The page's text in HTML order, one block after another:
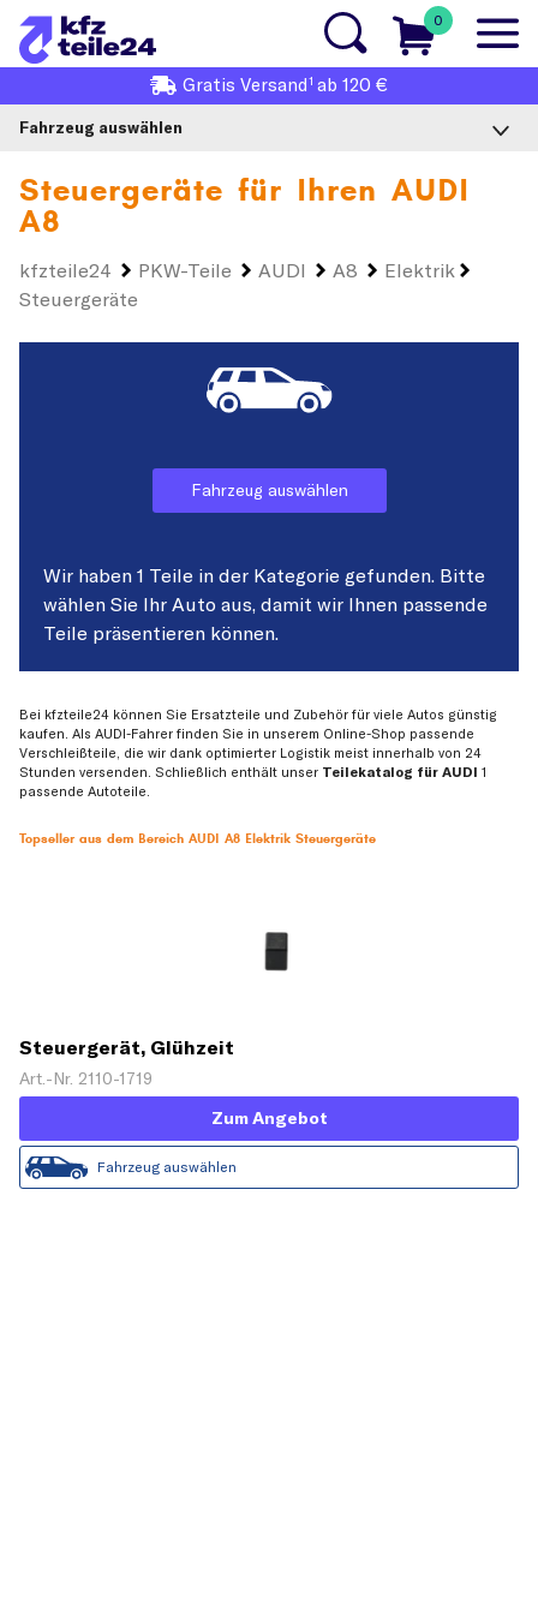
0
Gratis Versand1 ab 120 €
Fahrzeug auswählen
Steuergeräte für Ihren AUDI
A8
kfzteile24 PKW-Teile AUDI A8
Elektrik
Steuergeräte
Fahrzeug auswählen
Wir haben 1 Teile in der Kategorie gefunden. Bitte
wählen Sie Ihr Auto aus, damit wir Ihnen passende
Teile präsentieren können.
Bei kfzteile24 können Sie Ersatzteile und Zubehör für viele Autos günstig
kaufen. Als AUDI-Fahrer finden Sie in unserem Online-Shop passende
Verschleißteile, die wir dank optimierter Logistik meist innerhalb von 24
Stunden versenden. Schließlich enthält unser Teilekatalog für AUDI 1
passende Autoteile.
Topseller aus dem Bereich AUDI A8 Elektrik Steuergeräte
Steuergerät, Glühzeit
Art.-Nr. 2110-1719
Zum Angebot
Fahrzeug auswählen